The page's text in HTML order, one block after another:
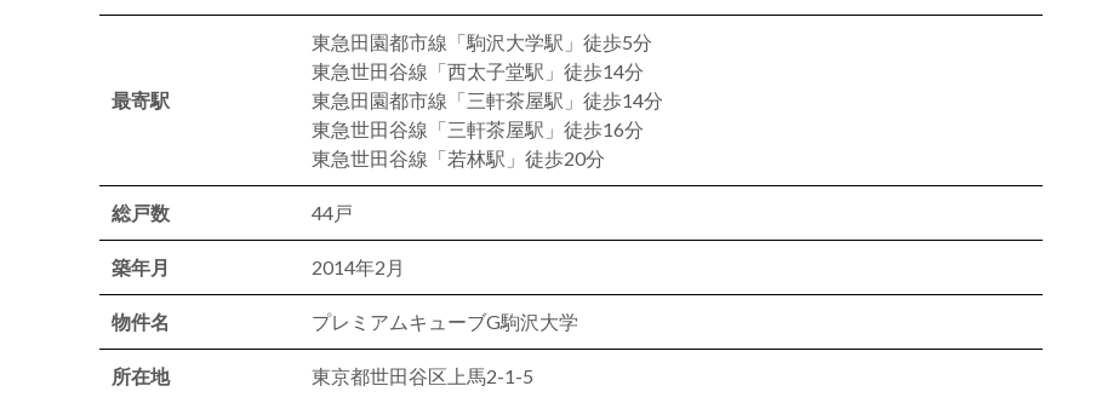
最寄駅
東急田園都市線「駒沢大学駅」徒歩5分
東急世田谷線「西太子堂駅」徒歩14分
東急田園都市線「三軒茶屋駅」徒歩14分
東急世田谷線「三軒茶屋駅」徒歩16分
東急世田谷線「若林駅」徒歩20分
総戸数 44戸
築年月 2014年2月
物件名 プレミアムキューブG駒沢大学
所在地 東京都世田谷区上馬2-1-5